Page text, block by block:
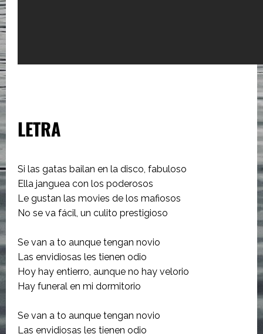
LETRA
Si las gatas bailan en la disco, fabuloso
Ella janguea con los poderosos
Le gustan las movies de los mafiosos
No se va fácil, un culito prestigioso
Se van a to aunque tengan novio
Las envidiosas les tienen odio
Hoy hay entierro, aunque no hay velorio
Hay funeral en mi dormitorio
Se van a to aunque tengan novio
Las envidiosas les tienen odio